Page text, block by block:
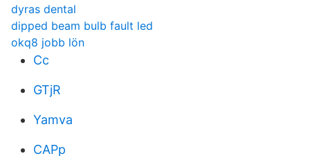
dyras dental
dipped beam bulb fault led
okq8 jobb lön
Cc
GTjR
Yamva
CAPp